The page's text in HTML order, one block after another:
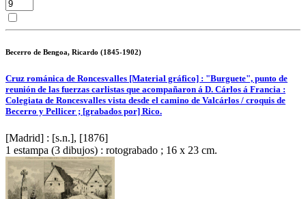
Becerro de Bengoa, Ricardo (1845-1902)
Cruz románica de Roncesvalles [Material gráfico] : "Burguete", punto de
reunión de las fuerzas carlistas que acompañaron á D. Cárlos á Francia :
Colegiata de Roncesvalles vista desde el camino de Valcárlos / croquis de
Becerro y Pellicer ; [grabados por] Rico.
[Madrid] : [s.n.], [1876]
1 estampa (3 dibujos) : rotograbado ; 16 x 23 cm.